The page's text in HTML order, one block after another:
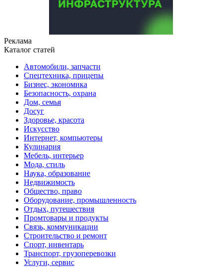
Реклама
Каталог статей
Автомобили, запчасти
Спецтехника, прицепы
Бизнес, экономика
Безопасность, охрана
Дом, семья
Досуг
Здоровье, красота
Искусство
Интернет, компьютеры
Кулинария
Мебель, интерьер
Мода, стиль
Наука, образование
Недвижимость
Общество, право
Оборудование, промышленность
Отдых, путешествия
Промтовары и продукты
Связь, коммуникации
Строительство и ремонт
Cпорт, инвентарь
Транспорт, грузоперевозки
Услуги, сервис